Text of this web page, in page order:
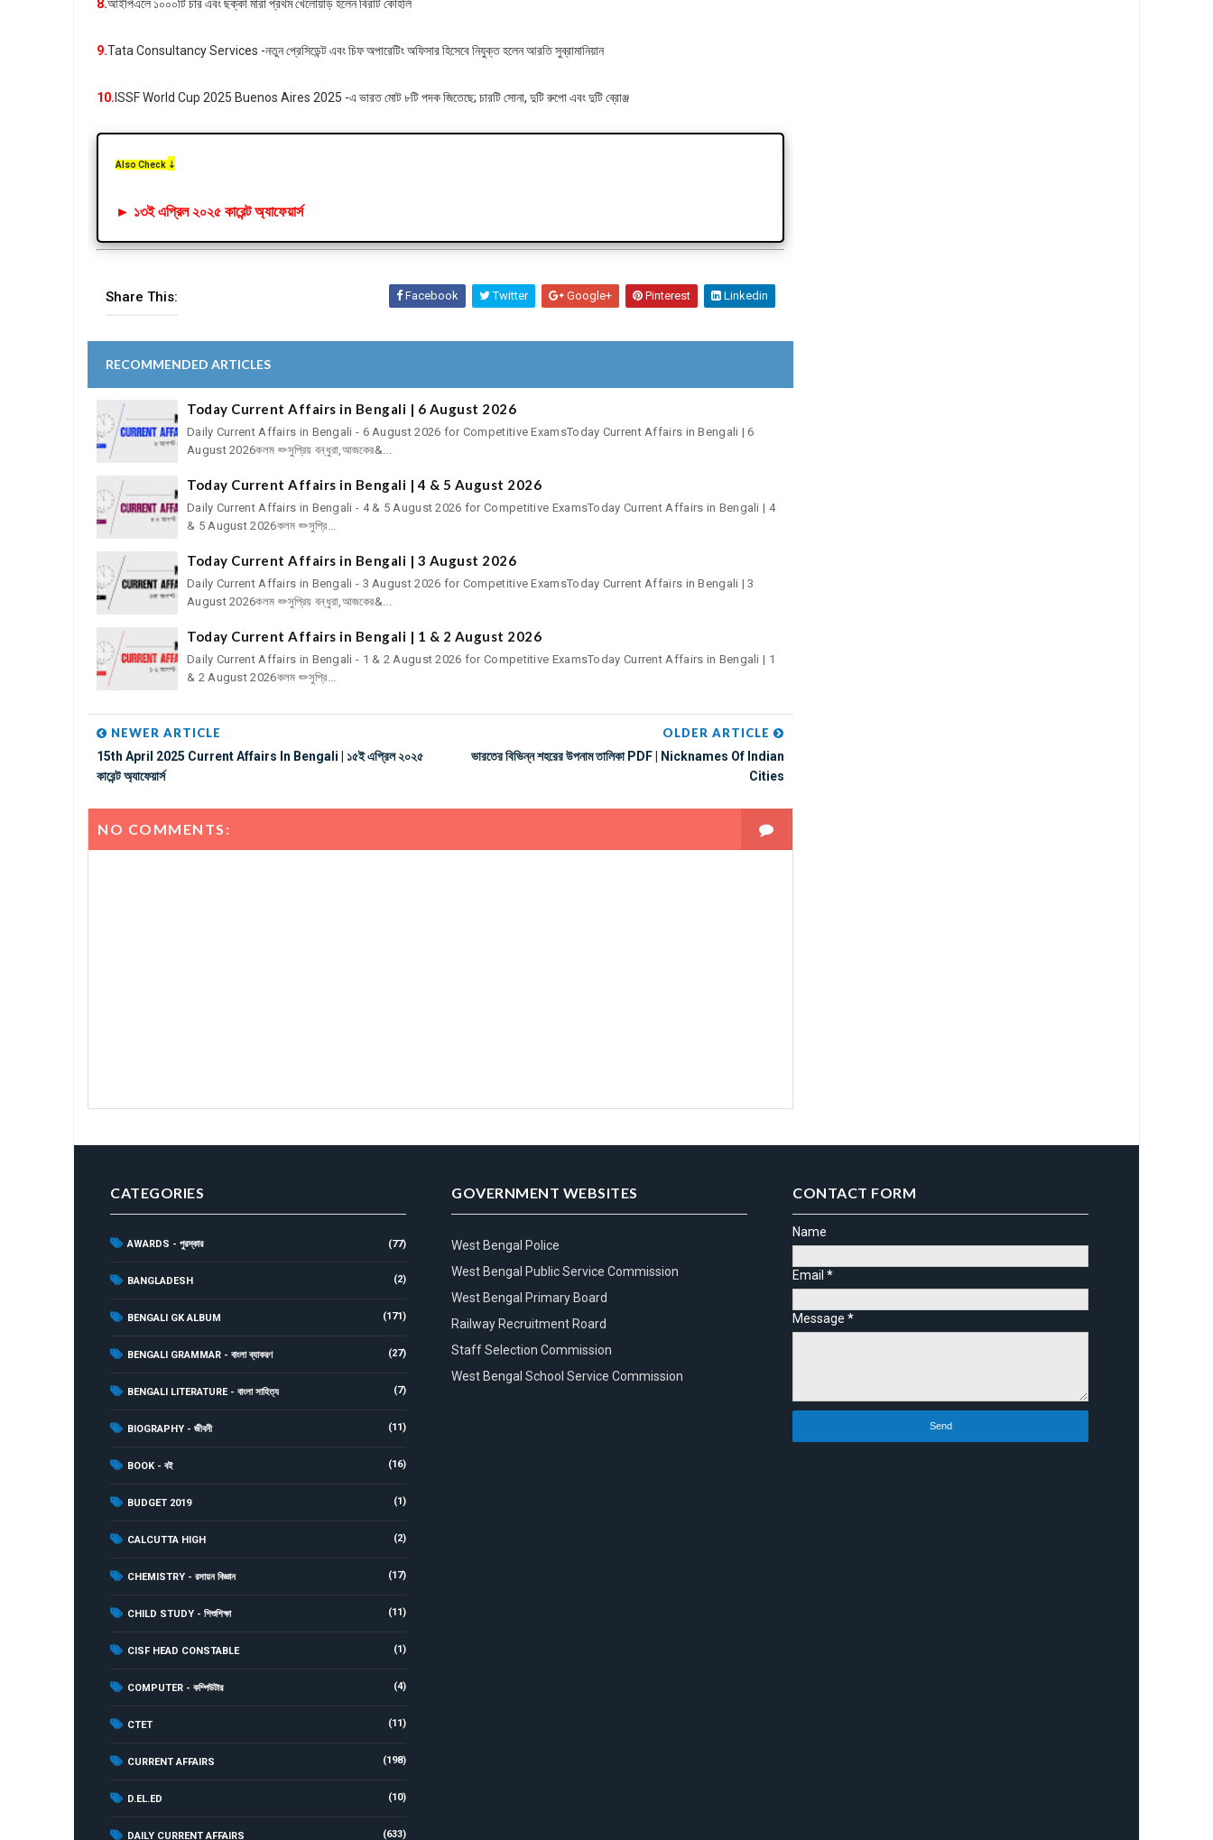
8.আইপিএলে ১০০০টি চার এবং ছক্কা মারা প্রথম খেলোয়াড় হলেন বিরাট কোহলি
9.Tata Consultancy Services -নতুন প্রেসিডেন্ট এবং চিফ অপারেটিং অফিসার হিসেবে নিযুক্ত হলেন আরতি সুব্রামানিয়ান
10. ISSF World Cup 2025 Buenos Aires 2025 -এ ভারত মোট ৮টি পদক জিতেছে; চারটি সোনা, দুটি রুপো এবং দুটি ব্রোঞ্জ
Also Check ⇣
► ১৩ই এপ্রিল২০২৫ কারেন্ট অ্যাফেয়ার্স
Share This: Facebook Twitter Google+ Pinterest Linkedin
RECOMMENDED ARTICLES
Today Current Affairs in Bengali | 6 August 2026
Daily Current Affairs in Bengali - 6 August 2026 for Competitive ExamsToday Current Affairs in Bengali | 6
August 2026কলম ✏সুপ্রিয় বন্ধুরা,আজকের&...
Today Current Affairs in Bengali | 4 & 5 August 2026
Daily Current Affairs in Bengali - 4 & 5 August 2026 for Competitive ExamsToday Current Affairs in Bengali | 4
& 5 August 2026কলম ✏সুপ্রি...
Today Current Affairs in Bengali | 3 August 2026
Daily Current Affairs in Bengali - 3 August 2026 for Competitive ExamsToday Current Affairs in Bengali | 3
August 2026কলম ✏সুপ্রিয় বন্ধুরা,আজকের&...
Today Current Affairs in Bengali | 1 & 2 August 2026
Daily Current Affairs in Bengali - 1 & 2 August 2026 for Competitive ExamsToday Current Affairs in Bengali | 1
& 2 August 2026কলম ✏সুপ্রি...
NEWER ARTICLE
15th April 2025 Current Affairs In Bengali | ১৫ই এপ্রিল ২০২৫
কারেন্ট অ্যাফেয়ার্স
OLDER ARTICLE
ভারতের বিভিন্ন শহরের উপনাম তালিকা PDF | Nicknames Of Indian
Cities
NO COMMENTS:
CATEGORIES
AWARDS - পুরস্কার (77)
BANGLADESH (2)
BENGALI GK ALBUM (171)
BENGALI GRAMMAR - বাংলা ব্যাকরণ (27)
BENGALI LITERATURE - বাংলা সাহিত্য (7)
BIOGRAPHY - জীবনী (11)
BOOK - বই (16)
BUDGET 2019 (1)
CALCUTTA HIGH (2)
CHEMISTRY - রসায়ন বিজ্ঞান (17)
CHILD STUDY - শিশুশিক্ষা (11)
CISF HEAD CONSTABLE (1)
COMPUTER - কম্পিউটার (4)
CTET (11)
CURRENT AFFAIRS (198)
D.EL.ED (10)
DAILY CURRENT AFFAIRS (633)
GOVERNMENT WEBSITES
West Bengal Police
West Bengal Public Service Commission
West Bengal Primary Board
Railway Recruitment Roard
Staff Selection Commission
West Bengal School Service Commission
CONTACT FORM
Name
Email *
Message *